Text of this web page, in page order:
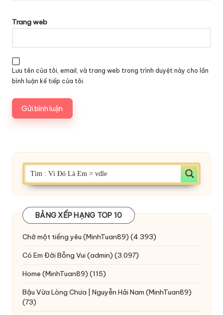
Trang web
Lưu tên của tôi, email, và trang web trong trình duyệt này cho lần
bình luận kế tiếp của tôi.
BẢNG XẾP HẠNG TOP 10
Chờ một tiếng yêu (MinhTuan89) (4.393)
Có Em Đời Bỗng Vui (admin) (3.097)
Home (MinhTuan89) (115)
Bậu Vừa Lòng Chưa | Nguyễn Hải Nam (MinhTuan89)
(73)